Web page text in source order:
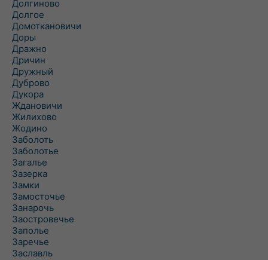
Долгиново
Долгое
Домоткановичи
Доры
Дражно
Дричин
Дружный
Дуброво
Дукора
Ждановичи
Жилихово
Жодино
Заболоть
Заболотье
Загалье
Зазерка
Замки
Замосточье
Занарочь
Заостровечье
Заполье
Заречье
Заславль